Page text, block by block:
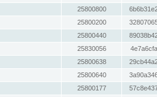
25800800
25800200
25800440
25830056
25800638
25800640
25800177